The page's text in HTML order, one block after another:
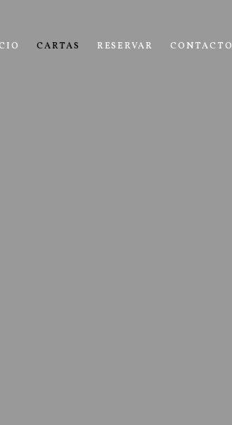
CARTAS RESERVAR CONTACTO